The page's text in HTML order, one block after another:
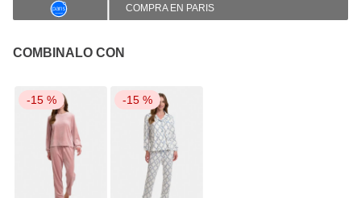
| COMPRA EN PARIS
COMBINALO CON
-15 % -15 %